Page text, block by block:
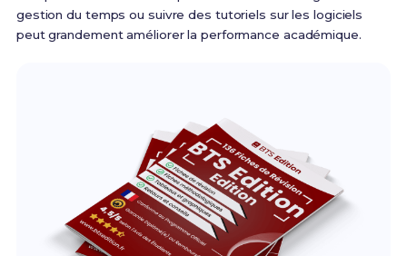
gestion du temps ou suivre des tutoriels sur les logiciels
peut grandement améliorer la performance académique.